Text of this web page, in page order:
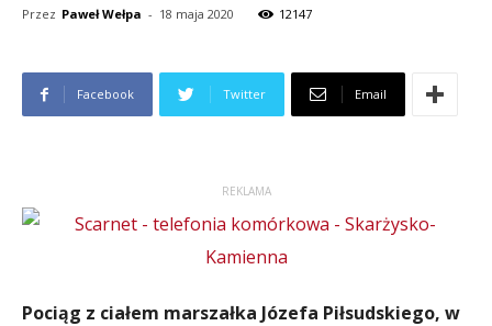
Przez Paweł Wełpa - 18 maja 2020 12147
Facebook Twitter Email
REKLAMA
Pociąg z ciałem marszałka Józefa Piłsudskiego, w